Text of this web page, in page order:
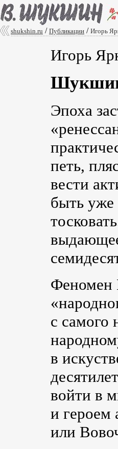
shukshin.ru / Публикации / Игорь
Игорь
Эпоха
петь,
вести
быть
Феномен
с самого
в
войти в
и героем
или